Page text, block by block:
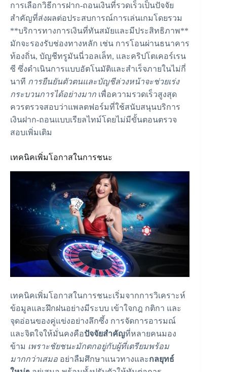
การเลือกวิธีการฝาก-ถอนเงินที่รวดเร็วเป็นปัจจัย
สำคัญที่ส่งผลต่อประสบการณ์การเล่นเกมโดยรวม
**บริการทางการเงินที่ทันสมัยและมีประสิทธิภาพ**
มักจะรองรับช่องทางหลัก เช่น การโอนผ่านธนาคาร
ท้องถิ่น, บัญชีทรูมันนี่วอลเล็ท, และคริปโตเคอร์เรน
ซี ซึ่งดำเนินการแบบอัตโนมัติและสำเร็จภายในไม่กี่
นาที การยืนยันตัวตนและบัญชีล่วงหน้าจะช่วยเร่ง
กระบวนการได้อย่างมาก เพื่อความรวดเร็วสูงสุด
ควรตรวจสอบว่าแพลตฟอร์มที่ใช้สนับสนุนบริการ
เงินฝาก-ถอนแบบเรียลไทม์โดยไม่มีขั้นตอนตรวจ
สอบเพิ่มเติม
เทคนิคเพิ่มโอกาสในการชนะ
เทคนิคเพิ่มโอกาสในการชนะเริ่มจากการวิเคราะห์
ข้อมูลและฝึกฝนอย่างมีระบบ เข้าใจกฎ กติกา และ
จุดอ่อนของคู่แข่งอย่างลึกซึ้ง การจัดการอารมณ์
และจิตใจให้มั่นคงคือปัจจัยสำคัญที่หลายคนมอง
ข้าม เพราะชัยชนะมักตกอยู่กับผู้ที่เตรียมพร้อม
มากกว่าเสมอ อย่าลืมศึกษาแนวทางและกลยุทธ์